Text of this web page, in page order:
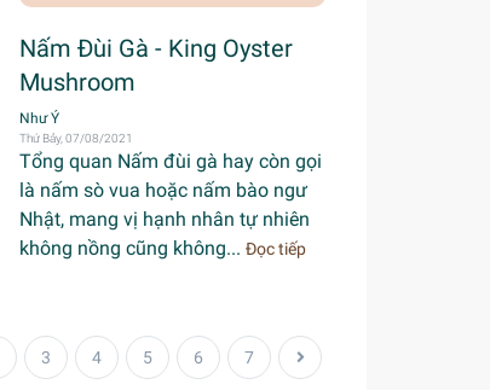
Nấm Đùi Gà - King Oyster
Mushroom
Như Ý
Thứ Bảy, 07/08/2021
Tổng quan Nấm đùi gà hay còn gọi
là nấm sò vua hoặc nấm bào ngư
Nhật, mang vị hạnh nhân tự nhiên
không nồng cũng không... Đọc tiếp
3 4 5 6 7